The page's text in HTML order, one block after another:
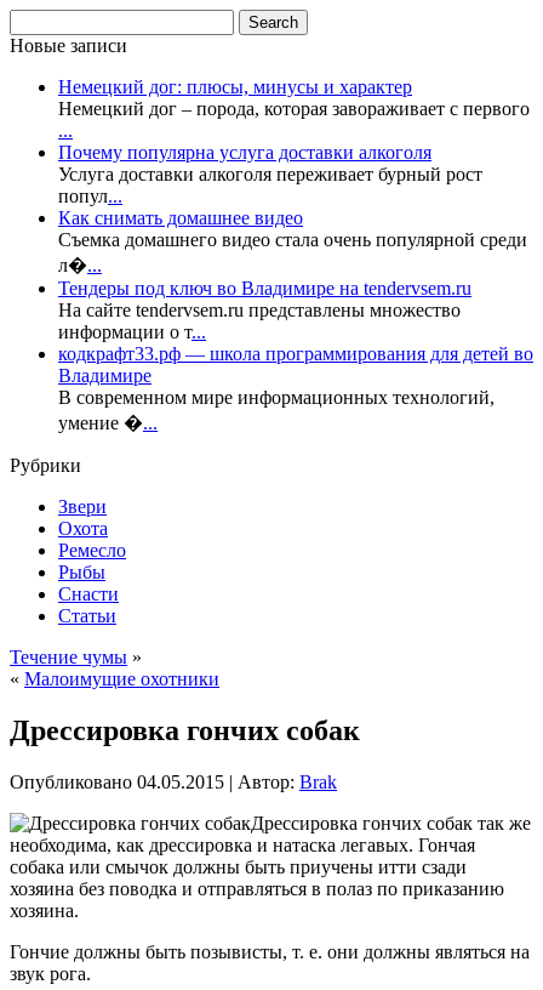
Новые записи
Немецкий дог: плюсы, минусы и характер
Немецкий дог – порода, которая завораживает с первого
...
Почему популярна услуга доставки алкоголя
Услуга доставки алкоголя переживает бурный рост
попул...
Как снимать домашнее видео
Съемка домашнего видео стала очень популярной среди
л�...
Тендеры под ключ во Владимире на tendervsem.ru
На сайте tendervsem.ru представлены множество
информации о т...
кодкрафт33.рф — школа программирования для детей во
Владимире
В современном мире информационных технологий,
умение �...
Рубрики
Звери
Охота
Ремесло
Рыбы
Снасти
Статьи
Течение чумы »
« Малоимущие охотники
Дрессировка гончих собак
Опубликовано 04.05.2015 | Автор: Brak
Дрессировка гончих собак так же
необходима, как дрессировка и натаска легавых. Гончая
собака или смычок должны быть приучены итти сзади
хозяина без поводка и отправляться в полаз по приказанию
хозяина.
Гончие должны быть позывисты, т. е. они должны являться на
звук рога.